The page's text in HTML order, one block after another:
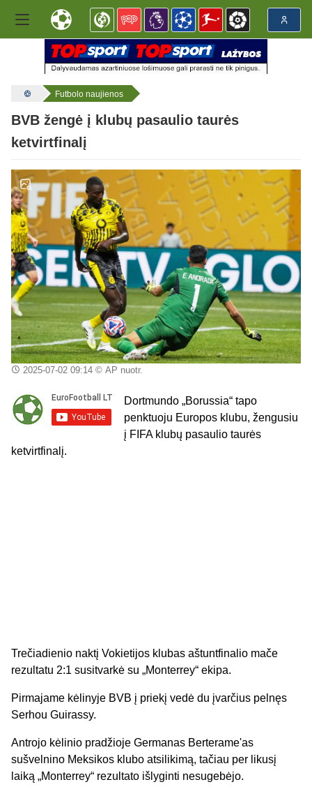
Futbolo naujienos
BVB žengė į klubų pasaulio taurės
ketvirtfinalį
2025-07-02 09:14© AP nuotr.
Dortmundo „Borussia“ tapo
penktuoju Europos klubu, žengusiu
į FIFA klubų pasaulio taurės
ketvirtfinalį.
Trečiadienio naktį Vokietijos klubas aštuntfinalio mače
rezultatu 2:1 susitvarkė su „Monterrey“ ekipa.
Pirmajame kėlinyje BVB į priekį vedė du įvarčius pelnęs
Serhou Guirassy.
Antrojo kėlinio pradžioje Germanas Berterame'as
sušvelnino Meksikos klubo atsilikimą, tačiau per likusį
laiką „Monterrey“ rezultato išlyginti nesugebėjo.